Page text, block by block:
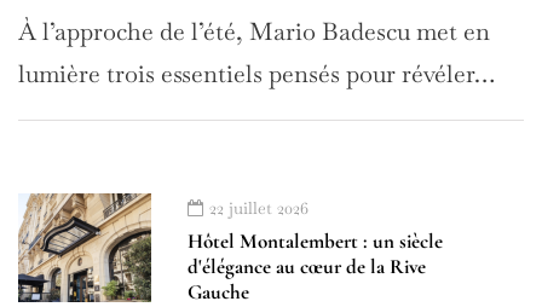
À l’approche de l’été, Mario Badescu met en
lumière trois essentiels pensés pour révéler…
22 juillet 2026
Hôtel Montalembert : un siècle
d'élégance au cœur de la Rive
Gauche